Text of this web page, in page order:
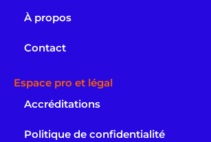
À propos
Contact
Espace pro et légal
Accréditations
Politique de confidentialité